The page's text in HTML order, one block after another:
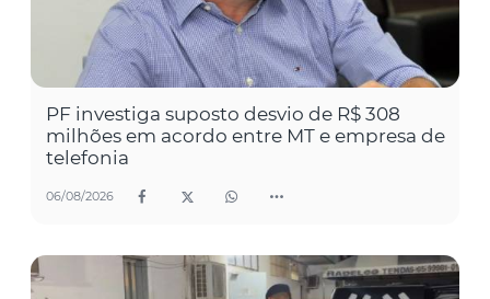
PF investiga suposto desvio de R$ 308
milhões em acordo entre MT e empresa de
telefonia
06/08/2026